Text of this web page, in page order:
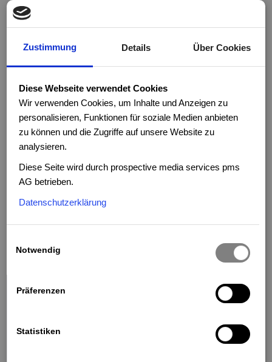
Stadler bietet vielseitige Möglichkeiten
Stadler bekommst du die Chance, über
dich hinaus zu wachsen, Verantwortung
zu übernehmen und grossartige
Leistungen im Team zu erbringen. Wir
Talenten, die mit uns die Zukunft der
Mobilität gestalten möchten. Bist du
bereit, um mit uns grossartige Dinge zu
Vorarbeiter:in
unbefristet
Zustimmung Details Über Cookies
Diese Webseite verwendet Cookies
Wir verwenden Cookies, um Inhalte und Anzeigen zu
personalisieren, Funktionen für soziale Medien anbieten
zu können und die Zugriffe auf unsere Website zu
analysieren.
Diese Seite wird durch prospective media services pms
AG betrieben.
Datenschutzerklärung
Notwendig
Präferenzen
Statistiken